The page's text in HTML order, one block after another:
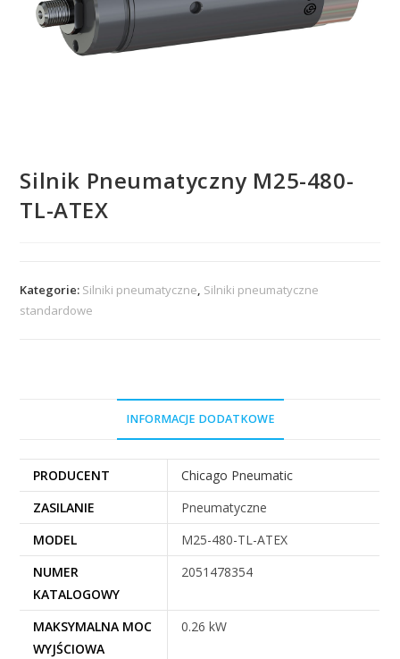
Silnik Pneumatyczny M25-480-
TL-ATEX
Kategorie: Silniki pneumatyczne, Silniki pneumatyczne
standardowe
INFORMACJE DODATKOWE
PRODUCENT
Chicago Pneumatic
ZASILANIE
Pneumatyczne
MODEL
M25-480-TL-ATEX
NUMER
KATALOGOWY
2051478354
MAKSYMALNA MOC
WYJŚCIOWA
0.26 kW